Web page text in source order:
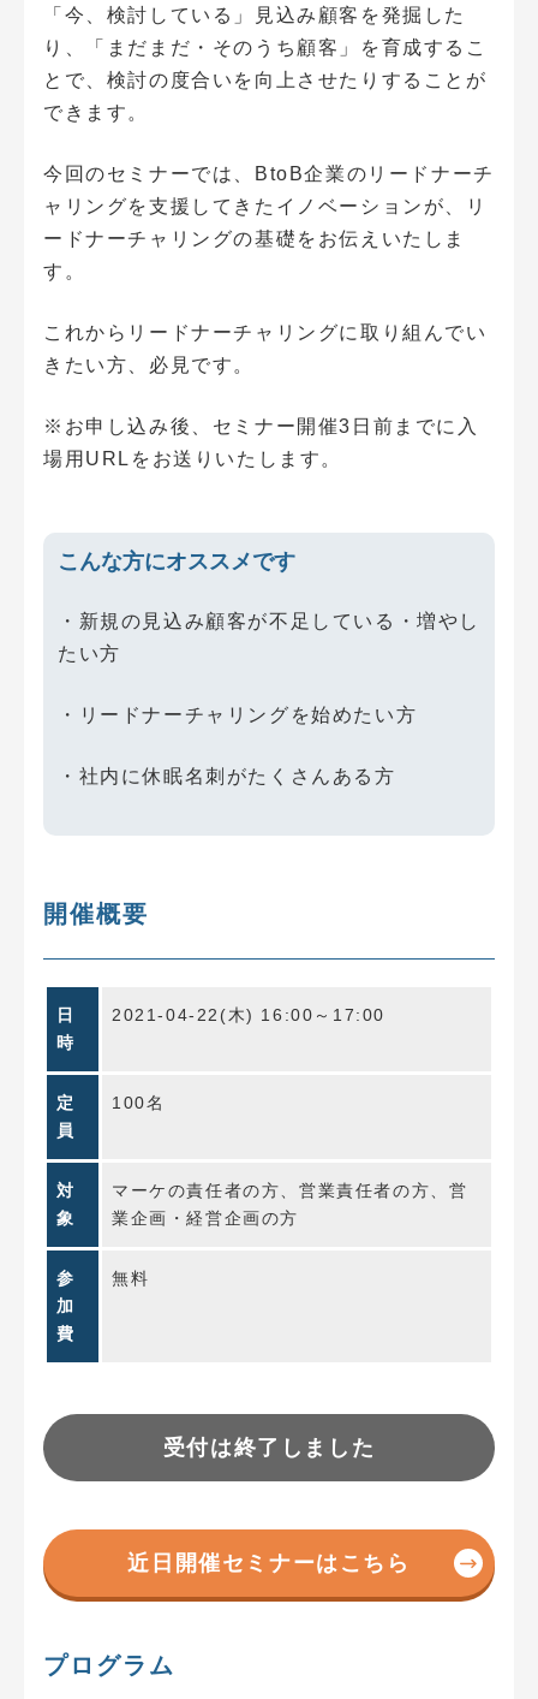
「今、検討している」見込み顧客を発掘した
り、「まだまだ・そのうち顧客」を育成するこ
とで、検討の度合いを向上させたりすることが
できます。
今回のセミナーでは、BtoB企業のリードナーチ
ャリングを支援してきたイノベーションが、リ
ードナーチャリングの基礎をお伝えいたしま
す。
これからリードナーチャリングに取り組んでい
きたい方、必見です。
※お申し込み後、セミナー開催3日前までに入
場用URLをお送りいたします。
こんな方にオススメです
・新規の見込み顧客が不足している・増やし
たい方
・リードナーチャリングを始めたい方
・社内に休眠名刺がたくさんある方
開催概要
日
時
2021-04-22(木) 16:00～17:00
定
員
100名
対
象
マーケの責任者の方、営業責任者の方、営
業企画・経営企画の方
参
加
費
無料
受付は終了しました
近日開催セミナーはこちら
プログラム